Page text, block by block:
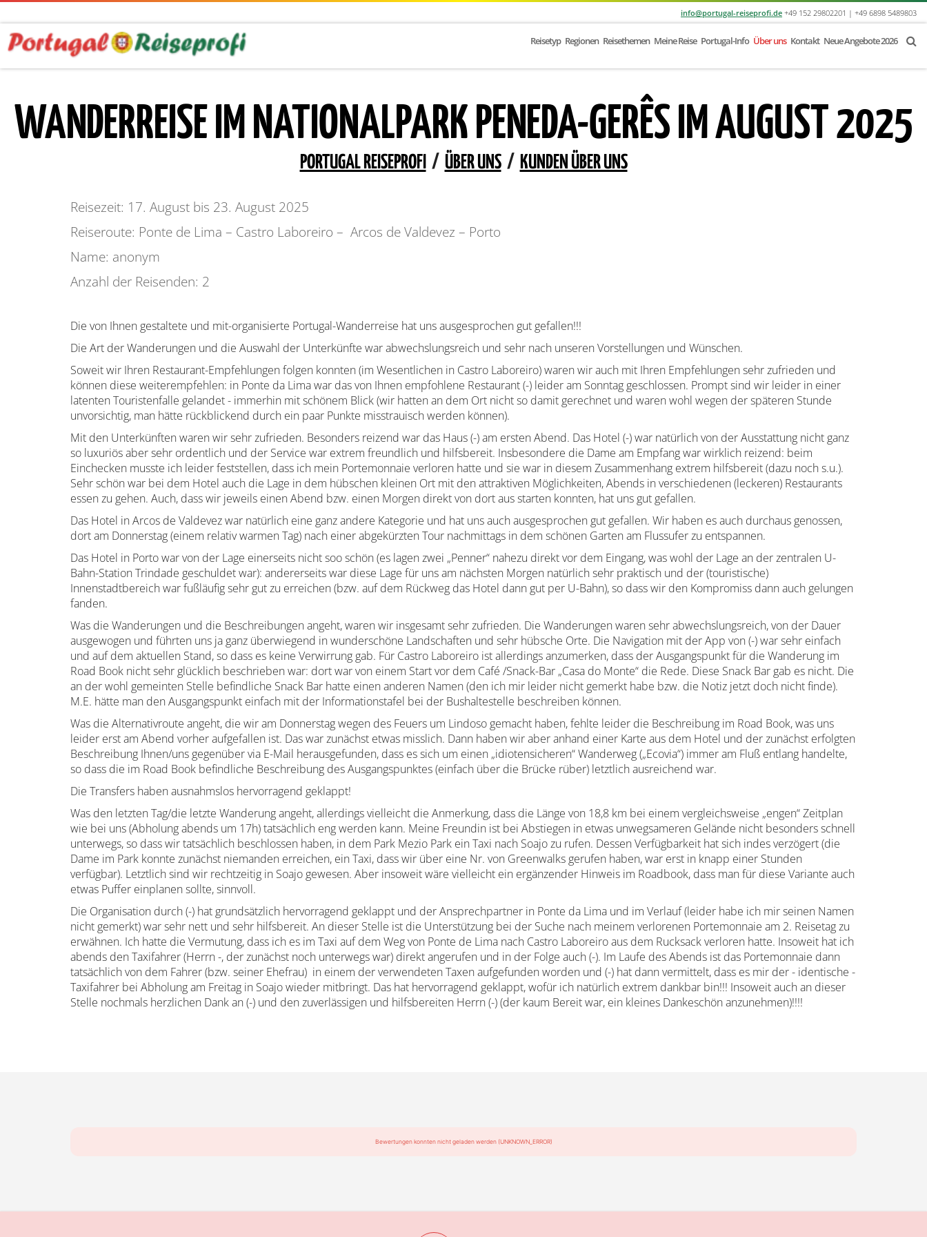
info@portugal-reiseprofi.de +49 152 29802201 | +49 6898 5489803
Reisetyp Regionen Reisethemen Meine Reise Portugal-Info Über uns Kontakt Neue Angebote 2026
WANDERREISE IM NATIONALPARK PENEDA-GERÊS IM AUGUST 2025
PORTUGAL REISEPROFI / ÜBER UNS/ KUNDEN ÜBER UNS
Reisezeit: 17. August bis 23. August 2025
Reiseroute: Ponte de Lima – Castro Laboreiro – Arcos de Valdevez – Porto
Name: anonym
Anzahl der Reisenden: 2
Die von Ihnen gestaltete und mit-organisierte Portugal-Wanderreise hat uns ausgesprochen gut gefallen!!!
Die Art der Wanderungen und die Auswahl der Unterkünfte war abwechslungsreich und sehr nach unseren Vorstellungen und Wünschen.
Soweit wir Ihren Restaurant-Empfehlungen folgen konnten (im Wesentlichen in Castro Laboreiro) waren wir auch mit Ihren Empfehlungen sehr zufrieden und
können diese weiterempfehlen: in Ponte da Lima war das von Ihnen empfohlene Restaurant (-) leider am Sonntag geschlossen. Prompt sind wir leider in einer
latenten Touristenfalle gelandet - immerhin mit schönem Blick (wir hatten an dem Ort nicht so damit gerechnet und waren wohl wegen der späteren Stunde
unvorsichtig, man hätte rückblickend durch ein paar Punkte misstrauisch werden können).
Mit den Unterkünften waren wir sehr zufrieden. Besonders reizend war das Haus (-) am ersten Abend. Das Hotel (-) war natürlich von der Ausstattung nicht ganz
so luxuriös aber sehr ordentlich und der Service war extrem freundlich und hilfsbereit. Insbesondere die Dame am Empfang war wirklich reizend: beim
Einchecken musste ich leider feststellen, dass ich mein Portemonnaie verloren hatte und sie war in diesem Zusammenhang extrem hilfsbereit (dazu noch s.u.).
Sehr schön war bei dem Hotel auch die Lage in dem hübschen kleinen Ort mit den attraktiven Möglichkeiten, Abends in verschiedenen (leckeren) Restaurants
essen zu gehen. Auch, dass wir jeweils einen Abend bzw. einen Morgen direkt von dort aus starten konnten, hat uns gut gefallen.
Das Hotel in Arcos de Valdevez war natürlich eine ganz andere Kategorie und hat uns auch ausgesprochen gut gefallen. Wir haben es auch durchaus genossen,
dort am Donnerstag (einem relativ warmen Tag) nach einer abgekürzten Tour nachmittags in dem schönen Garten am Flussufer zu entspannen.
Das Hotel in Porto war von der Lage einerseits nicht soo schön (es lagen zwei „Penner“ nahezu direkt vor dem Eingang, was wohl der Lage an der zentralen U-
Bahn-Station Trindade geschuldet war): andererseits war diese Lage für uns am nächsten Morgen natürlich sehr praktisch und der (touristische)
Innenstadtbereich war fußläufig sehr gut zu erreichen (bzw. auf dem Rückweg das Hotel dann gut per U-Bahn), so dass wir den Kompromiss dann auch gelungen
fanden.
Was die Wanderungen und die Beschreibungen angeht, waren wir insgesamt sehr zufrieden. Die Wanderungen waren sehr abwechslungsreich, von der Dauer
ausgewogen und führten uns ja ganz überwiegend in wunderschöne Landschaften und sehr hübsche Orte. Die Navigation mit der App von (-) war sehr einfach
und auf dem aktuellen Stand, so dass es keine Verwirrung gab. Für Castro Laboreiro ist allerdings anzumerken, dass der Ausgangspunkt für die Wanderung im
Road Book nicht sehr glücklich beschrieben war: dort war von einem Start vor dem Café /Snack-Bar „Casa do Monte“ die Rede. Diese Snack Bar gab es nicht. Die
an der wohl gemeinten Stelle befindliche Snack Bar hatte einen anderen Namen (den ich mir leider nicht gemerkt habe bzw. die Notiz jetzt doch nicht finde).
M.E. hätte man den Ausgangspunkt einfach mit der Informationstafel bei der Bushaltestelle beschreiben können.
Was die Alternativroute angeht, die wir am Donnerstag wegen des Feuers um Lindoso gemacht haben, fehlte leider die Beschreibung im Road Book, was uns
leider erst am Abend vorher aufgefallen ist. Das war zunächst etwas misslich. Dann haben wir aber anhand einer Karte aus dem Hotel und der zunächst erfolgten
Beschreibung Ihnen/uns gegenüber via E-Mail herausgefunden, dass es sich um einen „idiotensicheren“ Wanderweg („Ecovia“) immer am Fluß entlang handelte,
so dass die im Road Book befindliche Beschreibung des Ausgangspunktes (einfach über die Brücke rüber) letztlich ausreichend war.
Die Transfers haben ausnahmslos hervorragend geklappt!
Was den letzten Tag/die letzte Wanderung angeht, allerdings vielleicht die Anmerkung, dass die Länge von 18,8 km bei einem vergleichsweise „engen“ Zeitplan
wie bei uns (Abholung abends um 17h) tatsächlich eng werden kann. Meine Freundin ist bei Abstiegen in etwas unwegsameren Gelände nicht besonders schnell
unterwegs, so dass wir tatsächlich beschlossen haben, in dem Park Mezio Park ein Taxi nach Soajo zu rufen. Dessen Verfügbarkeit hat sich indes verzögert (die
Dame im Park konnte zunächst niemanden erreichen, ein Taxi, dass wir über eine Nr. von Greenwalks gerufen haben, war erst in knapp einer Stunden
verfügbar). Letztlich sind wir rechtzeitig in Soajo gewesen. Aber insoweit wäre vielleicht ein ergänzender Hinweis im Roadbook, dass man für diese Variante auch
etwas Puffer einplanen sollte, sinnvoll.
Die Organisation durch (-) hat grundsätzlich hervorragend geklappt und der Ansprechpartner in Ponte da Lima und im Verlauf (leider habe ich mir seinen Namen
nicht gemerkt) war sehr nett und sehr hilfsbereit. An dieser Stelle ist die Unterstützung bei der Suche nach meinem verlorenen Portemonnaie am 2. Reisetag zu
erwähnen. Ich hatte die Vermutung, dass ich es im Taxi auf dem Weg von Ponte de Lima nach Castro Laboreiro aus dem Rucksack verloren hatte. Insoweit hat ich
abends den Taxifahrer (Herrn -, der zunächst noch unterwegs war) direkt angerufen und in der Folge auch (-). Im Laufe des Abends ist das Portemonnaie dann
tatsächlich von dem Fahrer (bzw. seiner Ehefrau) in einem der verwendeten Taxen aufgefunden worden und (-) hat dann vermittelt, dass es mir der - identische -
Taxifahrer bei Abholung am Freitag in Soajo wieder mitbringt. Das hat hervorragend geklappt, wofür ich natürlich extrem dankbar bin!!! Insoweit auch an dieser
Stelle nochmals herzlichen Dank an (-) und den zuverlässigen und hilfsbereiten Herrn (-) (der kaum Bereit war, ein kleines Dankeschön anzunehmen)!!!!
Bewertungen konnten nicht geladen werden (UNKNOWN_ERROR)